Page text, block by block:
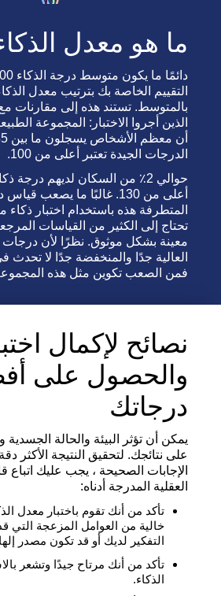
ما هو معدل الذكاء
التقييم الخاصة بك بترتيب معدل الذكاء
بالمتوسط. تستند هذه إلى مقارنات مع
الذين أجروا الاختبار: المجموعة
الدرجات الجيدة تعتبر أعلى من 100.
أعلى من 130. غالبًا ما يصعب قياس
المتطرفة هذه باستخدام اختبار ذكاء
تحتاج إلى الكثير من القياسات المرجعية
معينة بشكل موثوق. نظرًا لأن درجات
العالية جدًا والمنخفضة جدًا لا تحدث في
فمن الصعب تكوين مثل هذه المجموعة
والحصول على
درجاتك
يمكن أن تؤثر البيئة والحالة الجسدية
على نتائجك. لتحقيق النتيجة الأكثر
الإجابات الصحيحة ، يجب عليك اتباع
العقلية المدرجة أدناه:
تأكد من أنك تقوم باختبار معدل
خالية من العوامل المزعجة التي قد
التفكير لديك أو قد تكون مصدر إلهاء.
تأكد من أنك مرتاح جيدًا وتشعر
الذكاء.